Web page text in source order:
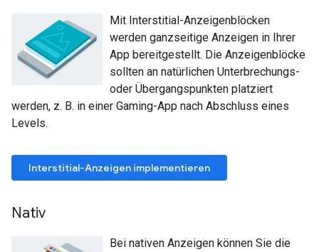
Mit Interstitial-Anzeigenblöcken
werden ganzseitige Anzeigen in Ihrer
App bereitgestellt. Die Anzeigenblöcke
sollten an natürlichen Unterbrechungs-
oder Übergangspunkten platziert
werden, z. B. in einer Gaming-App nach Abschluss eines
Levels.
Interstitial-Anzeigen implementieren
Nativ
Bei nativen Anzeigen können Sie die